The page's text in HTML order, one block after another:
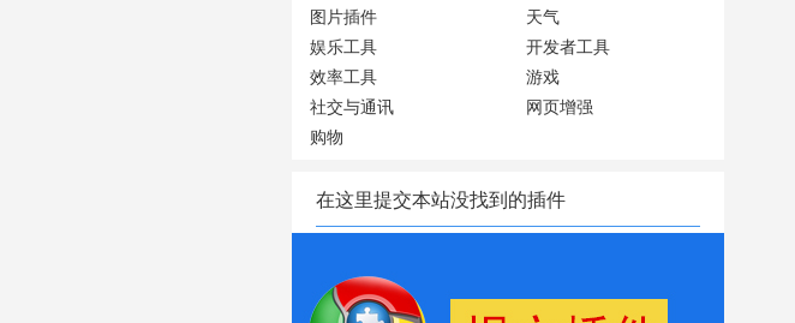
图片插件
天气
娱乐工具
开发者工具
效率工具
游戏
社交与通讯
网页增强
购物
在这里提交本站没找到的插件